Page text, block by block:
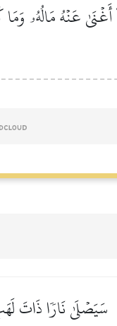
أَغۡنَىٰ عَنۡهُ مَالُهُۥ
سَيَصۡلَىٰ نَارٗا ذَاتَ